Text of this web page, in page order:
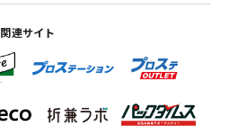
関連サイト